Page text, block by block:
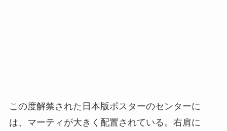
この度解禁された日本版ポスターのセンターに
は、マーティが大きく配置されている。右肩に